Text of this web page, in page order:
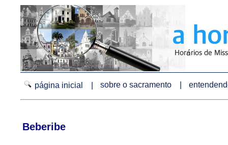
página inicial | sobre o sacramento |
Beberibe